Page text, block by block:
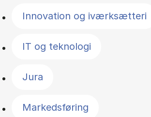
Innovation og iværksætteri
IT og teknologi
Jura
Markedsføring